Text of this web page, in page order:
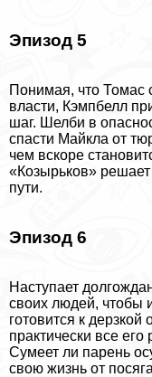
Эпизод 5
Понимая, что Томас
власти, Кэмпбелл
шаг. Шелби в
спасти Майкла от
чем вскоре
«Козырьков» решает
пути.
Эпизод 6
Наступает
своих людей, чтобы
готовится к
пpaктически все
Сумеет ли парень
свою жизнь от